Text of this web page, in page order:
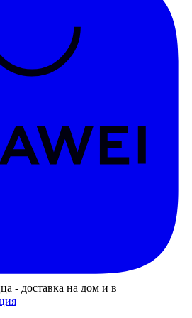
- доставка на дом и в